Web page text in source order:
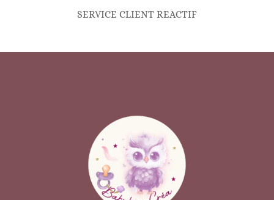
SERVICE CLIENT REACTIF